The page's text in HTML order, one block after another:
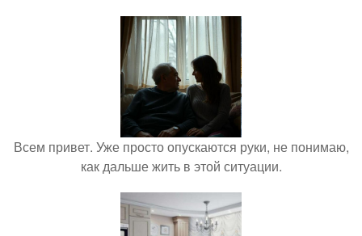
Всем привет. Уже просто опускаются руки, не понимаю,
как дальше жить в этой ситуации.